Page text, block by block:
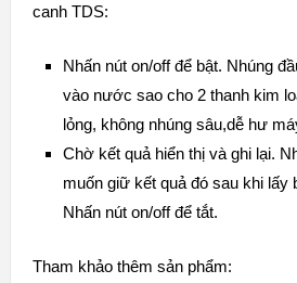
canh TDS:
Nhấn nút on/off để bật. Nhúng
vào nước sao cho 2 thanh kim
lỏng, không nhúng sâu,dễ hư
Chờ kết quả hiển thị và ghi lại.
muốn giữ kết quả đó sau khi lấy
Nhấn nút on/off để tắt.
Tham khảo thêm sản phẩm: